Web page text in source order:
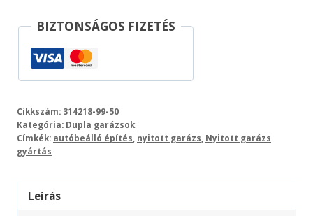
BIZTONSÁGOS FIZETÉS
Cikkszám: 314218-99-50
Kategória: Dupla garázsok
Címkék: autóbeálló építés nyitott garázs Nyitott garázs
gyártás
Leírás